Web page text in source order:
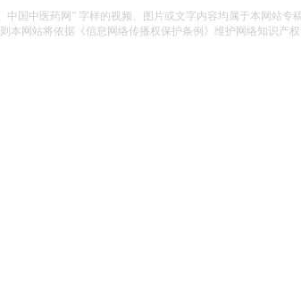
中国中医药网” 字样的视频、图片或文字内容均属于本网站
本网站将依据《信息网络传播权保护条例》维护网络知识产权